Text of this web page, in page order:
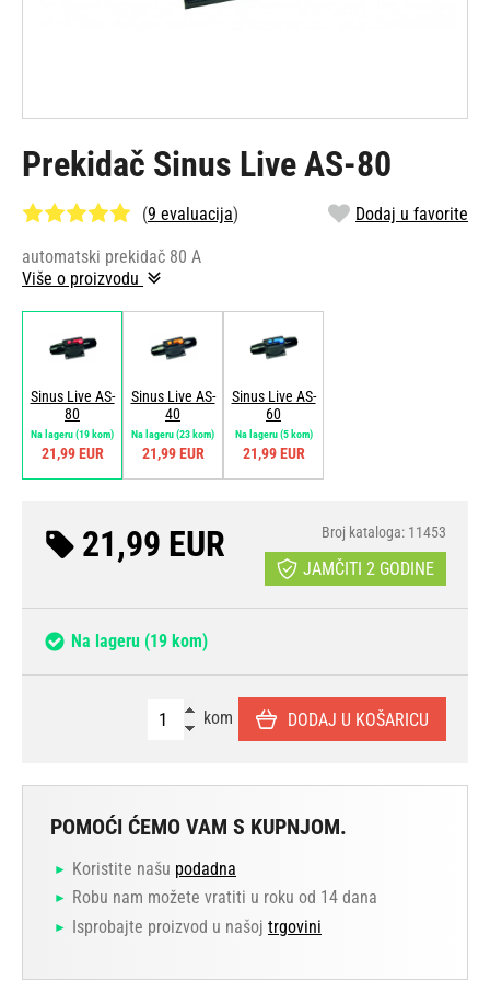
Prekidač Sinus Live AS-80
(9 evaluacija) Dodaj u favorite
automatski prekidač 80 A
Više o proizvodu
Sinus Live AS-
80
Na lageru(19 kom)
21,99 EUR
Sinus Live AS-
40
Na lageru(23 kom)
21,99 EUR
Sinus Live AS-
60
Na lageru(5 kom)
21,99 EUR
21,99 EUR Broj kataloga: 11453
JAMČITI 2 GODINE
Na lageru (19 kom)
kom DODAJ U KOŠARICU
POMOĆI ĆEMO VAM S KUPNJOM.
Koristite našu podadna
Robu nam možete vratiti u roku od 14 dana
Isprobajte proizvod u našoj trgovini